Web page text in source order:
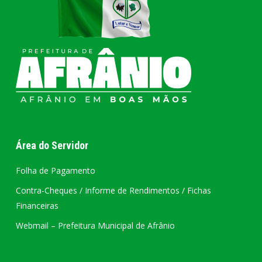
Área do Servidor
Folha de Pagamento
Contra-Cheques / Informe de Rendimentos / Fichas
Financeiras
Webmail – Prefeitura Municipal de Afrânio